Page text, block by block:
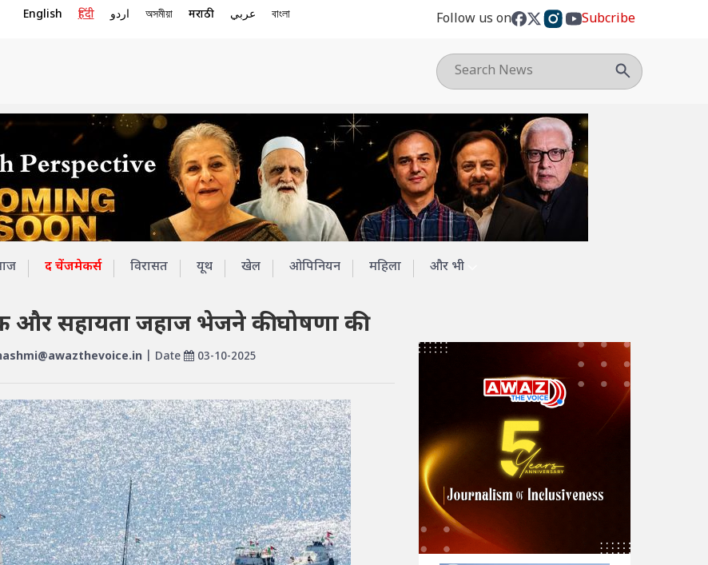
English हिंदी اردو অসমীয়া मराठी عربي বাংলা Follow us on Subcribe
द चेंजमेकर्स विरासत यूथ खेल ओपिनियन महिला और भी
और सहायता जहाज भेजने की घोषणा की
| Date 03-10-2025